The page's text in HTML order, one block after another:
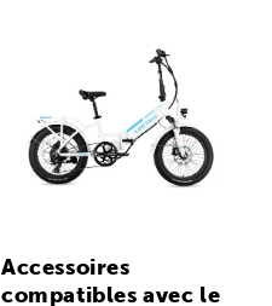
Accessoires
compatibles avec le